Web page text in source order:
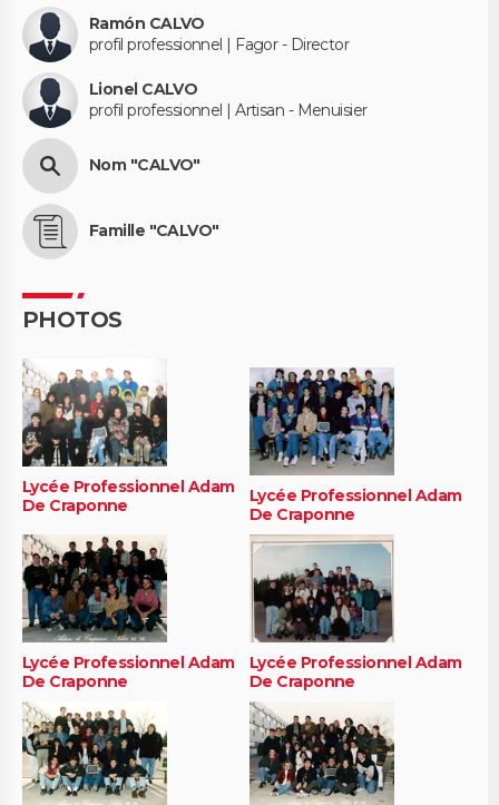
Ramón CALVO
profil professionnel | Fagor - Director
Lionel CALVO
profil professionnel | Artisan - Menuisier
Nom "CALVO"
Famille "CALVO"
PHOTOS
Lycée Professionnel Adam
De Craponne
Lycée Professionnel Adam
De Craponne
Lycée Professionnel Adam
De Craponne
Lycée Professionnel Adam
De Craponne